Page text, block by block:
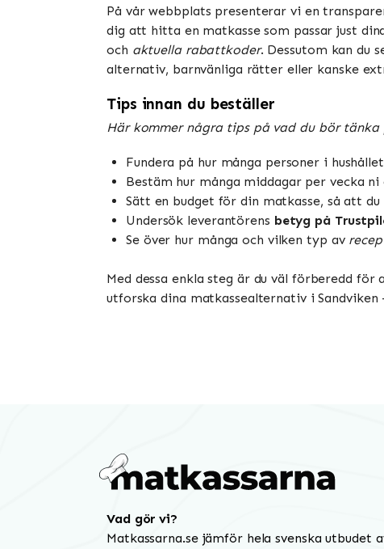
På vår webbplats presenterar vi en
dig att hitta en matkasse som passar just
och aktuella rabattkoder. Dessutom kan du
alternativ, barnvänliga rätter eller kanske
Tips innan du beställer
Här kommer några tips på vad du bör
Fundera på hur många personer i
Bestäm hur många middagar per vecka
Sätt en budget för din matkasse, så att du
Undersök leverantörens betyg på
Se över hur många och vilken typ av
Med dessa enkla steg är du väl förberedd
utforska dina matkassealternativ i
Vad gör vi?
Matkassarna.se jämför hela svenska utbudet